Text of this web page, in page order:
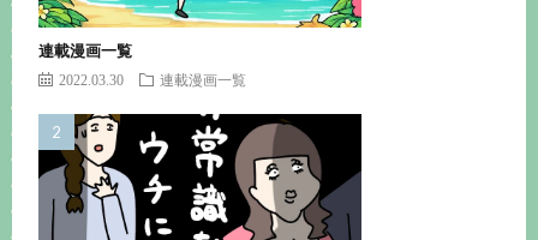
連載漫画一覧
2022.03.30 連載漫画一覧